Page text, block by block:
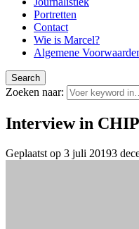
Portretten
Contact
Wie is Marcel?
Algemene
Search
Zoeken naar:
Interview in
Geplaatst op 3 juli 20193